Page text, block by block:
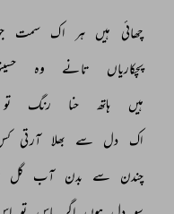
چھائی ہیں ہر اک سمت
پچکاریاں
تانے وہ
ہیں
ہاتھ حنا رنگ تو
اک دل سے بھلا آرتی
چندن سے بدن آب گل